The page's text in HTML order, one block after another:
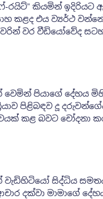
රයිට්” කියමින්
කළද එය ව්‍යර්ථ
වරින් වර වීඩියෝවේද
පියාගේ දේහය
පිළිබඳව දූ
කළ බවට චෝදනා
වැඩිහිටියෝ සිද්ධිය
දක්වා මාමාගේ